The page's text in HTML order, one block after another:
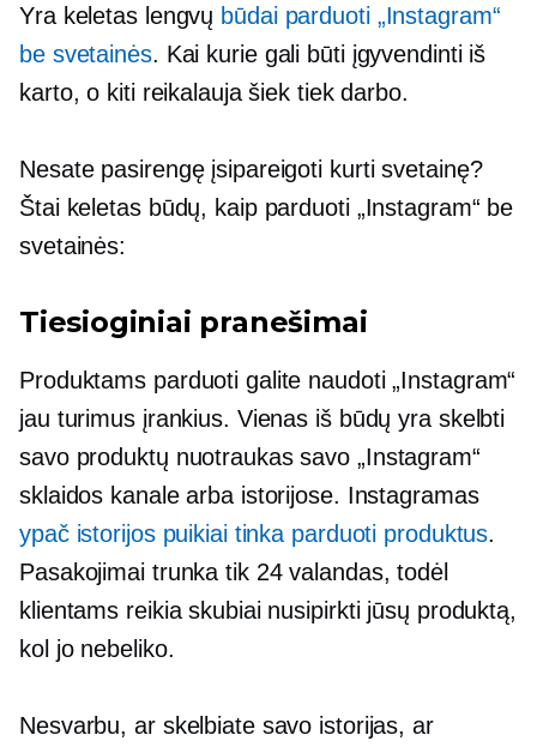
Yra keletas lengvų būdai parduoti „Instagram“
be svetainės. Kai kurie gali būti įgyvendinti iš
karto, o kiti reikalauja šiek tiek darbo.
Nesate pasirengę įsipareigoti kurti svetainę?
Štai keletas būdų, kaip parduoti „Instagram“ be
svetainės:
Tiesioginiai pranešimai
Produktams parduoti galite naudoti „Instagram“
jau turimus įrankius. Vienas iš būdų yra skelbti
savo produktų nuotraukas savo „Instagram“
sklaidos kanale arba istorijose. Instagramas
ypač istorijos puikiai tinka parduoti produktus.
Pasakojimai trunka tik 24 valandas, todėl
klientams reikia skubiai nusipirkti jūsų produktą,
kol jo nebeliko.
Nesvarbu, ar skelbiate savo istorijas, ar